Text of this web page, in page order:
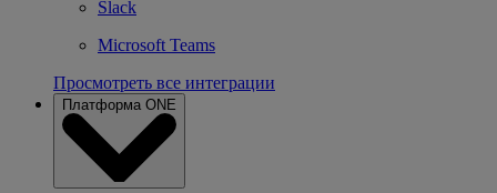
Slack
Microsoft Teams
Просмотреть все интеграции
Платформа ONE